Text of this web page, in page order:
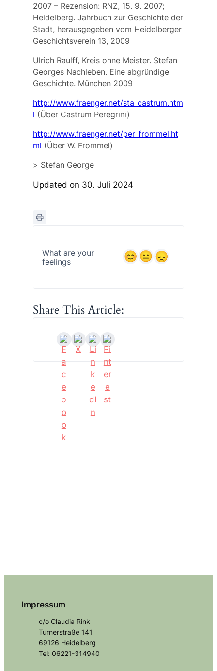
2007 – Rezension:RNZ, 15. 9. 2007;
Heidelberg. Jahrbuch zur Geschichte der
Stadt, herausgegeben vom Heidelberger
Geschichtsverein 13, 2009
Ulrich Raulff, Kreis ohne Meister. Stefan
Georges Nachleben. Eine abgründige
Geschichte. München 2009
http://www.fraenger.net/sta_castrum.htm
l (Über Castrum Peregrini)
http://www.fraenger.net/per_frommel.ht
ml (Über W. Frommel)
> Stefan George
Updated on 30. Juli 2024
What are your
feelings
Share This Article:
Impressum
c/o Claudia Rink
Turnerstraße 141
69126 Heidelberg
Tel: 06221-314940